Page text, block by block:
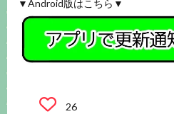
▼Android版はこちら▼
26